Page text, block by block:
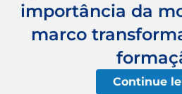
importância da
marco
Continue